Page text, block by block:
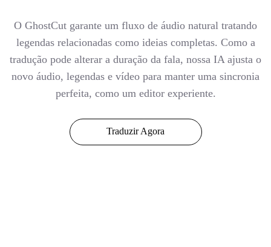
O GhostCut garante um fluxo de áudio natural tratando
legendas relacionadas como ideias completas. Como a
tradução pode alterar a duração da fala, nossa IA ajusta o
novo áudio, legendas e vídeo para manter uma sincronia
perfeita, como um editor experiente.
Traduzir Agora